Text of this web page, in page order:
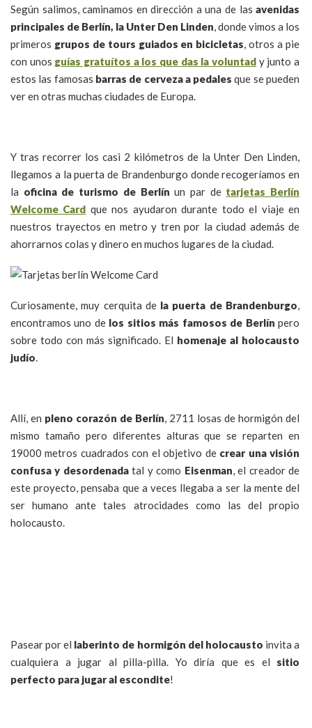
Según salimos, caminamos en dirección a una de lasavenidas
principales de Berlín, la Unter Den Linden, donde vimos a los
primeros grupos de tours guiados en bicicletas, otros a pie
con unos guías gratuítos a los que das la voluntad y junto a
estos las famosas barras de cerveza a pedales que se pueden
ver en otras muchas ciudades de Europa.
Y tras recorrer los casi 2 kilómetros de la Unter Den Linden,
llegamos a la puerta de Brandenburgo donde recogeríamos en
la oficina de turismo de Berlín un par de tarjetas Berlín
Welcome Card que nos ayudaron durante todo el viaje en
nuestros trayectos en metro y tren por la ciudad además de
ahorrarnos colas y dinero en muchos lugares de la ciudad.
Curiosamente, muy cerquita de la puerta de Brandenburgo,
encontramos uno de los sitios más famosos de Berlín pero
sobre todo con más significado. El homenaje al holocausto
judío.
Allí, en pleno corazón de Berlín, 2711 losas de hormigón del
mismo tamaño pero diferentes alturas que se reparten en
19000 metros cuadrados con el objetivo de crear una visión
confusa y desordenadatal y como Eisenman, el creador de
este proyecto, pensaba que a veces llegaba a ser la mente del
ser humano ante tales atrocidades como las del propio
holocausto.
Pasear por el laberinto de hormigón del holocausto invita a
cualquiera a jugar al pilla-pilla. Yo diría que es el sitio
perfecto para jugar al escondite!